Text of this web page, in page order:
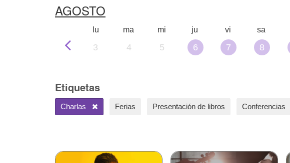
AGOSTO
lu ma mi ju vi sa
3 4 5 6 7 8
Etiquetas
Charlas Ferias Presentación de libros Conferencias